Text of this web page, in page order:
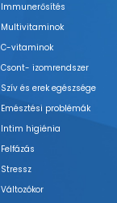
Immunerősítés
Multivitaminok
C-vitaminok
Csont- izomrendszer
Szív és erek egészsége
Emésztési problémák
Intim higiénia
Felfázás
Stressz
Változókor